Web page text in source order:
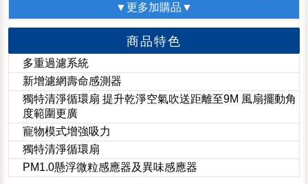
▼更多加購品▼
商品特色
多重過濾系統
新增濾網壽命感測器
獨特清淨循環扇 提升乾淨空氣吹送距離至9M 風扇擺動角
度範圍更廣
寵物模式增強吸力
獨特清淨循環扇
PM1.0懸浮微粒感應器及異味感應器